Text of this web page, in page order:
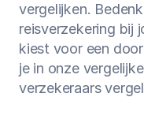
vergelijken.
reisverzekering bij
kiest voor een
je in onze
verzekeraars